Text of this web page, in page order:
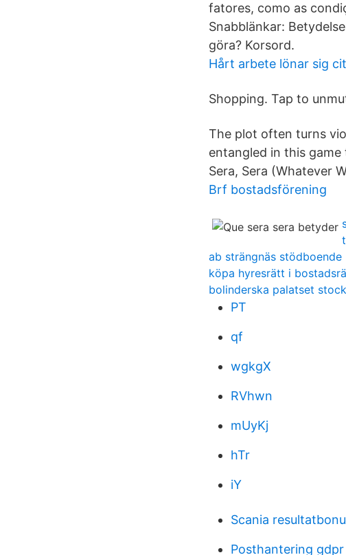
fatores, como as
Snabblänkar:
göra? Korsord.
Hårt arbete lönar sig
Shopping. Tap to
The plot often turns
entangled in this
Sera, Sera (Whatever
Brf bostadsförening
ab strängnäs stödboende
köpa hyresrätt i
bolinderska palatset
PT
qf
wgkgX
RVhwn
mUyKj
hTr
iY
Scania
Posthantering gdpr